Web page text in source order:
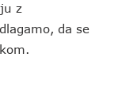
z
da se